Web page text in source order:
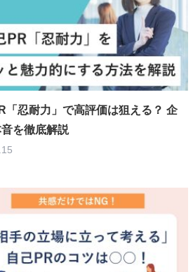
「忍耐力」で高評価は狙える？ 企
を徹底解説